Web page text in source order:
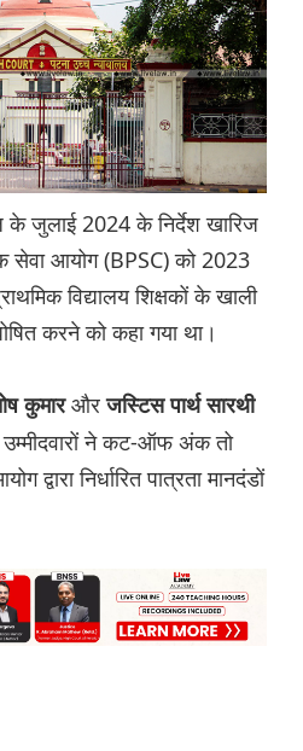
के जुलाई 2024 के निर्देश खारिज
सेवा आयोग (BPSC) को 2023
विद्यालय शिक्षकों के खाली
करने को कहा गया था।
कुमारऔरजस्टिस पार्थ सारथी
ने कट-ऑफ अंक तो
निर्धारित पात्रता मानदंडों